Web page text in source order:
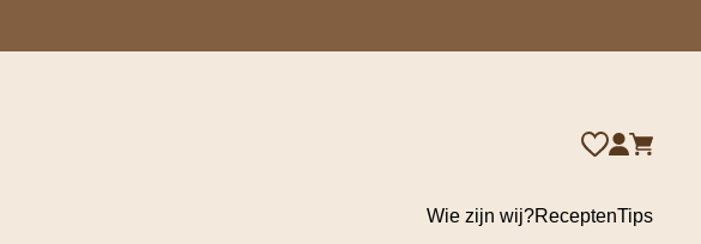
Wie zijn wij?ReceptenTips